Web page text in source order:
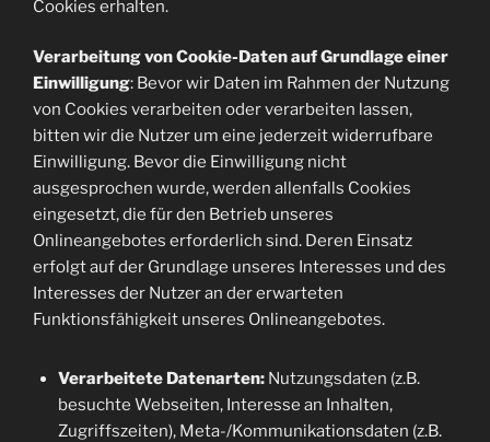
Cookies erhalten.
Verarbeitung von Cookie-Daten auf Grundlage einer
Einwilligung: Bevor wir Daten im Rahmen der Nutzung
von Cookies verarbeiten oder verarbeiten lassen,
bitten wir die Nutzer um eine jederzeit widerrufbare
Einwilligung. Bevor die Einwilligung nicht
ausgesprochen wurde, werden allenfalls Cookies
eingesetzt, die für den Betrieb unseres
Onlineangebotes erforderlich sind. Deren Einsatz
erfolgt auf der Grundlage unseres Interesses und des
Interesses der Nutzer an der erwarteten
Funktionsfähigkeit unseres Onlineangebotes.
Verarbeitete Datenarten:Nutzungsdaten (z.B.
besuchte Webseiten, Interesse an Inhalten,
Zugriffszeiten), Meta-/Kommunikationsdaten (z.B.